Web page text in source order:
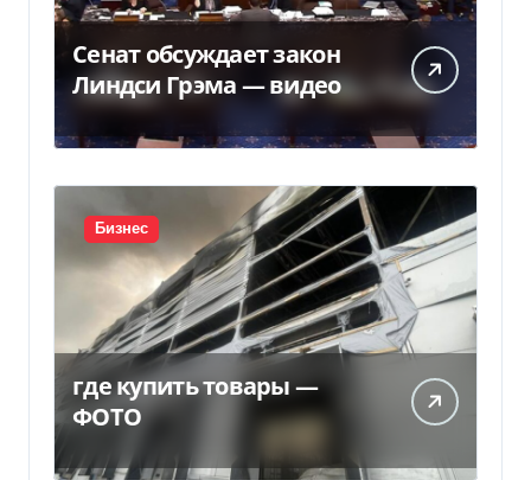
Сенат обсуждает закон
Линдси Грэма — видео
Бизнес
где купить товары —
ФОТО